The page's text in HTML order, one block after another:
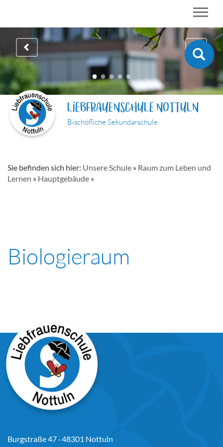
LIEBFRAUENSCHULE NOTTULN
Bischöfliche Sekundarschule
Sie befinden sich hier: Unsere Schule » Raum zum Leben und
Lernen » Hauptgebäude »
Biologieraum
Burgstraße 47 · 48301 Nottuln